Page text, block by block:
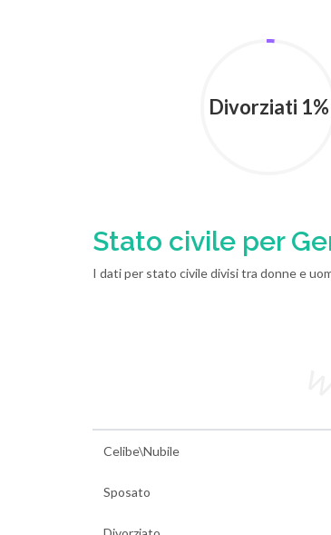
Divorziati 1%
Stato civile per
I dati per stato civile divisi tra donne e
Celibe\Nubile
Sposato